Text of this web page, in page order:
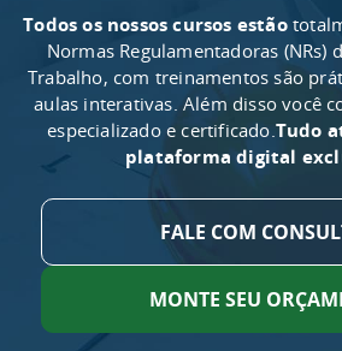
Todos os nossos cursos estão
Normas Regulamentadoras (NRs)
Trabalho, com treinamentos são
aulas interativas. Além disso você
especializado e certificado.Tudo
plataforma digital
FALE COM
MONTE SEU